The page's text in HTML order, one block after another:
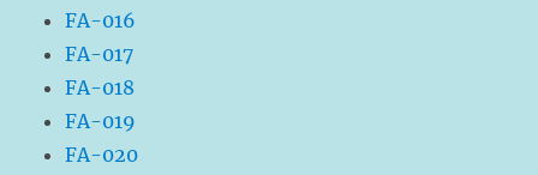
FA-016
FA-017
FA-018
FA-019
FA-020